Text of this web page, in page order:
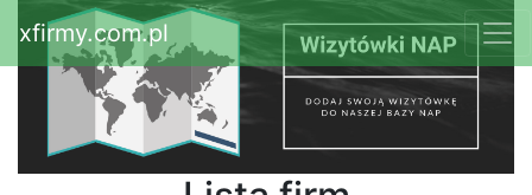
xfirmy.com.pl